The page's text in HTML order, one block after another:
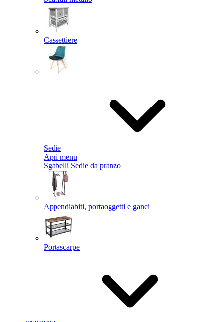
Cassettiere
Sedie
Apri menu
Sgabelli Sedie da pranzo
Appendiabiti, portaoggetti e ganci
Portascarpe